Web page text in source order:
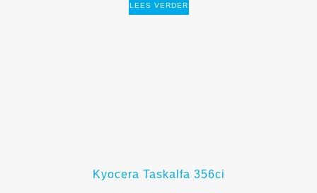
LEES VERDER
Kyocera Taskalfa 356ci